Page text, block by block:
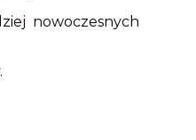
nowoczesnych